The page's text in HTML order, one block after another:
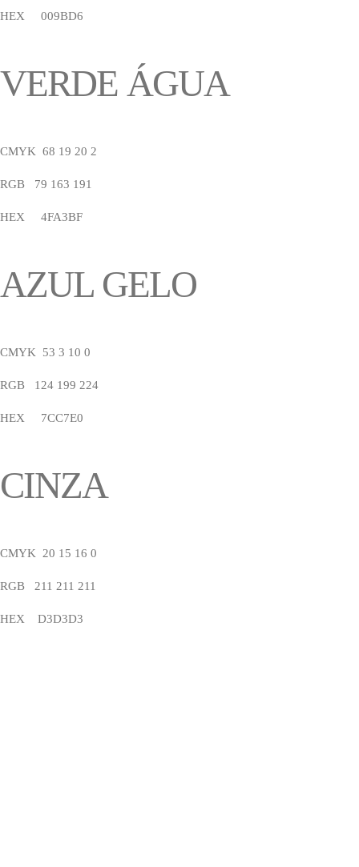
HEX 009BD6
VERDE ÁGUA
CMYK 68 19 20 2
RGB 79 163 191
HEX 4FA3BF
AZUL GELO
CMYK 53 3 10 0
RGB 124 199 224
HEX 7CC7E0
CINZA
CMYK 20 15 16 0
RGB 211 211 211
HEX D3D3D3